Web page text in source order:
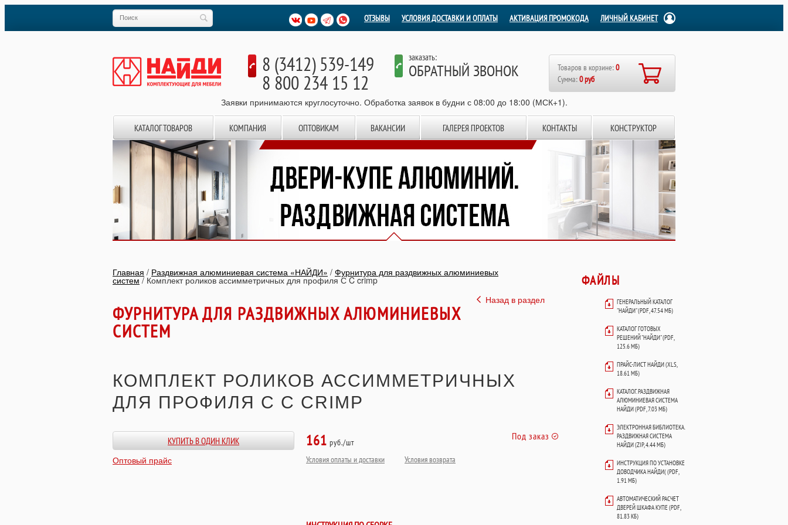
ЛИЧНЫЙ КАБИНЕТ
АКТИВАЦИЯ ПРОМОКОДА
УСЛОВИЯ ДОСТАВКИ И ОПЛАТЫ
ОТЗЫВЫ
8 (3412) 539-149
8 800 234 15 12
заказать:
ОБРАТНЫЙ ЗВОНОК Товаров в корзине:0
Сумма:0 руб
Заявки принимаются круглосуточно. Обработка заявок в будни с 08:00 до 18:00 (МСК+1).
КАТАЛОГ ТОВАРОВ КОМПАНИЯ ОПТОВИКАМ ВАКАНСИИ ГАЛЕРЕЯ ПРОЕКТОВ КОНТАКТЫ КОНСТРУКТОР
Главная / Раздвижная алюминиевая система «НАЙДИ» / Фурнитура для раздвижных алюминиевых
систем/ Комплект роликов ассимметричных для профиля С C crimp
ФУРНИТУРА ДЛЯ РАЗДВИЖНЫХ АЛЮМИНИЕВЫХ
СИСТЕМ
Назад в раздел
КОМПЛЕКТ РОЛИКОВ АССИММЕТРИЧНЫХ
ДЛЯ ПРОФИЛЯ С C CRIMP
КУПИТЬ В ОДИН КЛИК
Оптовый прайс
Под заказ
161 руб./шт
Условия оплаты и доставки
Условия возврата
ФАЙЛЫ
ГЕНЕРАЛЬНЫЙ КАТАЛОГ
"НАЙДИ" (PDF, 47.54 МБ)
КАТАЛОГ ГОТОВЫХ
РЕШЕНИЙ "НАЙДИ" (PDF,
125.6 МБ)
ПРАЙС-ЛИСТ НАЙДИ (XLS,
18.61 МБ)
КАТАЛОГ. РАЗДВИЖНАЯ
АЛЮМИНИЕВАЯ СИСТЕМА
НАЙДИ (PDF, 7.03 МБ)
ЭЛЕКТРОННАЯ БИБЛИОТЕКА.
РАЗДВИЖНАЯ СИСТЕМА
НАЙДИ (ZIP, 4.44 МБ)
ИНСТРУКЦИЯ ПО УСТАНОВКЕ
ДОВОДЧИКА НАЙДИ( (PDF,
1.91 МБ)
АВТОМАТИЧЕСКИЙ РАСЧЕТ
ДВЕРЕЙ ШКАФА КУПЕ (PDF,
81.83 КБ)